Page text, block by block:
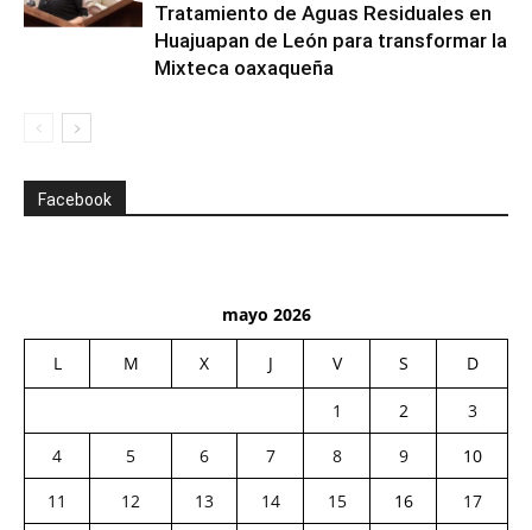
Tratamiento de Aguas Residuales en
Huajuapan de León para transformar la
Mixteca oaxaqueña
Facebook
mayo 2026
L M X J V S D
1 2
3
4
5 6 7 8 9
10
11
12 13 14 15 16
17